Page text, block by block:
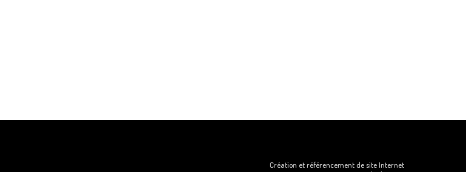
Création et référencement de site Internet